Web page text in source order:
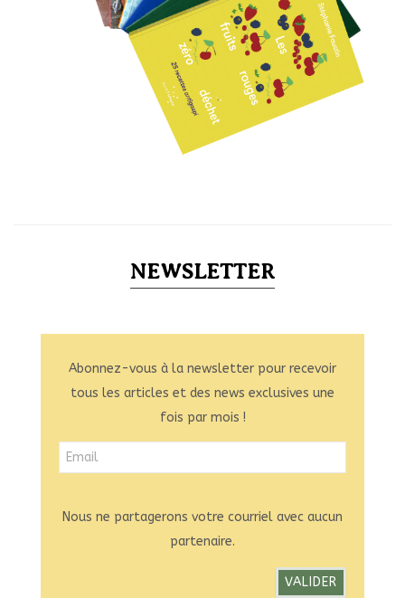
NEWSLETTER
Abonnez-vous à la newsletter pour recevoir
tous les articles et des news exclusives une
fois par mois !
Nous ne partagerons votre courriel avec aucun
partenaire.